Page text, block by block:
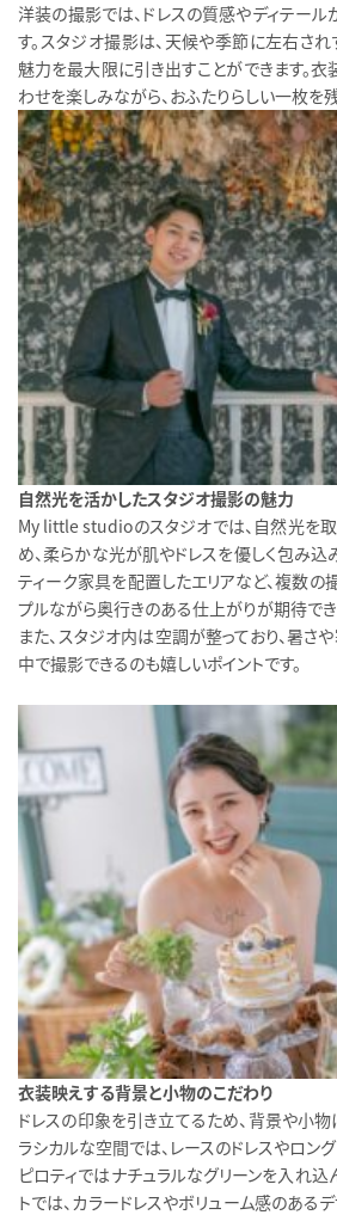
洋装の撮影では、ドレスの質感やディテー
す。スタジオ撮影は、天候や季節に左右さ
魅力を最大限に引き出すことができます。
わせを楽しみながら、おふたりらしい一枚を
自然光を活かしたスタジオ撮影の魅力
My little studioのスタジオでは、自然光を
め、柔らかな光が肌やドレスを優しく包み込
ティーク家具を配置したエリアなど、複数の
プルながら奥行きのある仕上がりが期待でき
また、スタジオ内は空調が整っており、暑
中で撮影できるのも嬉しいポイントです。
衣装映えする背景と小物のこだわり
ドレスの印象を引き立てるため、背景や小物
ラシカルな空間では、レースのドレスやロン
ピロティではナチュラルなグリーンを入れ
トでは、カラードレスやボリューム感のある